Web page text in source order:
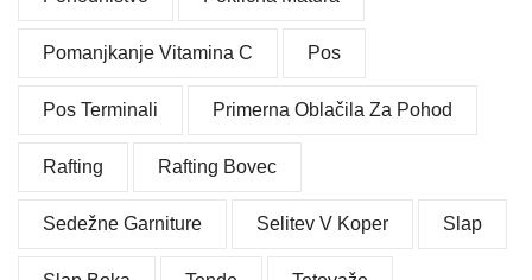
Pomanjkanje Vitamina C Pos
Pos Terminali Primerna Oblačila Za Pohod
Rafting Rafting Bovec
Sedežne Garniture Selitev V Koper Slap